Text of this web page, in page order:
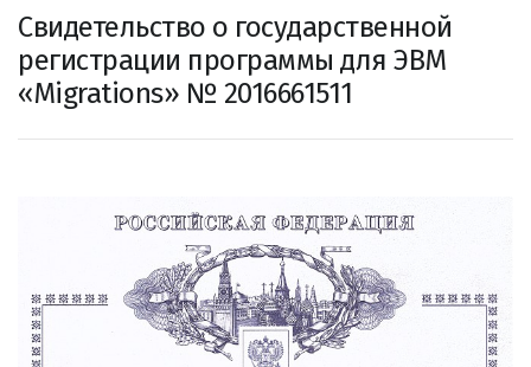
Свидетельство о государственной
регистрации программы для ЭВМ
«Migrations» № 2016661511